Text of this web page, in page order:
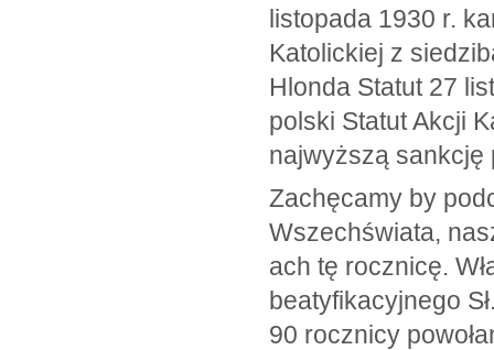
listopada 1930 r.
Katolickiej z
Hlonda Statut 27
polski Statut Akcji
najwyższą sankcję
Zachęcamy by
Wszechświata,
ach tę rocznicę.
beatyfikacyjnego
90 rocznicy